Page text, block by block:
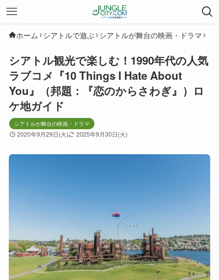
ホーム シアトルで遊ぶ シアトルが舞台の映画・ドラマ
シアトル観光で楽しむ！1990年代の人気
ラブコメ『10 Things I Hate About
You』（邦題：『恋のからさわぎ』）ロ
ケ地ガイド
シアトルが舞台の映画・ドラマ
2020年9月29日(火) 2025年9月30日(火)